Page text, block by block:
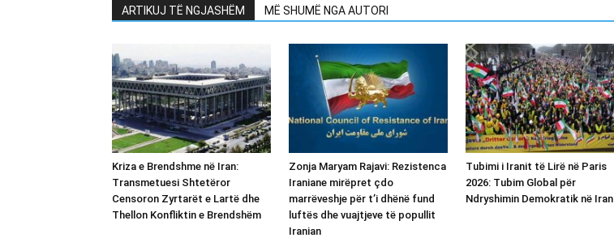
ARTIKUJ TË NGJASHËM MË SHUMË NGA AUTORI
Kriza e Brendshme në Iran:
Transmetuesi Shtetëror
Censoron Zyrtarët e Lartë dhe
Thellon Konfliktin e Brendshëm
Zonja Maryam Rajavi: Rezistenca
Iraniane mirëpret çdo
marrëveshje për t’i dhënë fund
luftës dhe vuajtjeve të popullit
Iranian
Tubimi i Iranit të Lirë në Paris
2026: Tubim Global për
Ndryshimin Demokratik në Iran